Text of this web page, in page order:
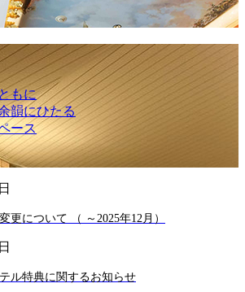
もに
韻にひたる
ース
更について （ ～2025年12月）
ル特典に関するお知らせ